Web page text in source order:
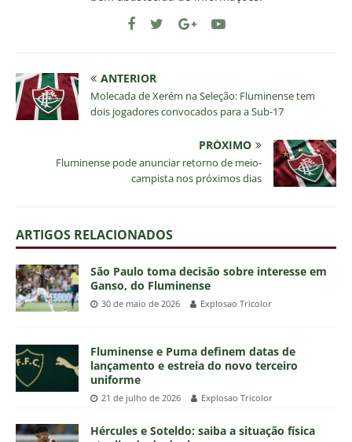
ANTERIOR
Molecada de Xerém na Seleção: Fluminense tem
dois jogadores convocados para a Sub-17
PRÓXIMO
Fluminense pode anunciar retorno de meio-
campista nos próximos dias
ARTIGOS RELACIONADOS
São Paulo toma decisão sobre interesse em
Ganso, do Fluminense
30 de maio de 2026 Explosao Tricolor
Fluminense e Puma definem datas de
lançamento e estreia do novo terceiro
uniforme
21 de julho de 2026 Explosao Tricolor
Hércules e Soteldo: saiba a situação física